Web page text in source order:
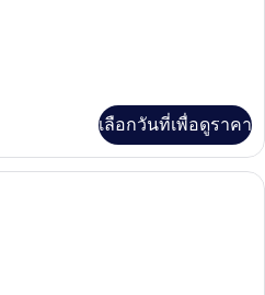
เลือกวันที่เพื่อดูราคา
ผ้าปูที่นอนฝ้ายอียิปต์, เครื่องนอนระดับ